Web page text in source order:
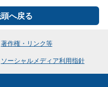
へ戻る
著作権・リンク等
ソーシャルメディア利用指針